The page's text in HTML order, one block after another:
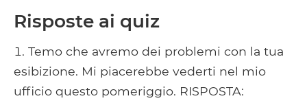
Risposte ai quiz
Temo che avremo dei problemi con la tua
esibizione. Mi piacerebbe vederti nel mio
ufficio questo pomeriggio. RISPOSTA: